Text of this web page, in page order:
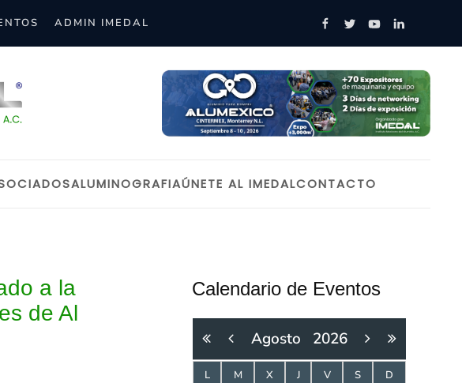
ADMIN IMEDAL
ALUMINOGRAFIAÚNETE AL IMEDALCONTACTO
a la
de Al
Calendario de Eventos
Agosto 2026
L M X J V S
D